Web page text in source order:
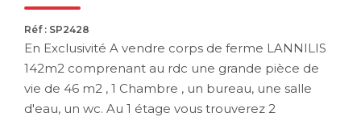
Réf : SP2428
En Exclusivité A vendre corps de ferme LANNILIS
142m2 comprenant au rdc une grande pièce de
vie de 46 m2 , 1 Chambre , un bureau, une salle
d'eau, un wc. Au 1 étage vous trouverez 2